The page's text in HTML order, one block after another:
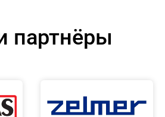
партнёры